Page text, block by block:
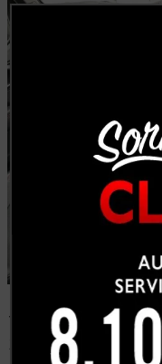
ブラックトレッドを
ンテリア。広さも感じ